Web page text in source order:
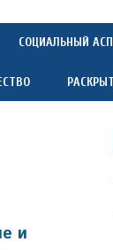
СОЦИАЛЬНЫЙ
и